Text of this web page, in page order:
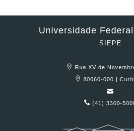
Universidade
SIEPE
Rua XV de
80060-000 |
(41) 3360-